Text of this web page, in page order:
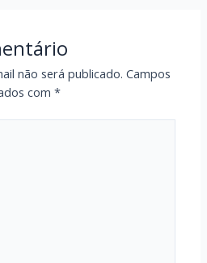
não será publicado. Campos
com*